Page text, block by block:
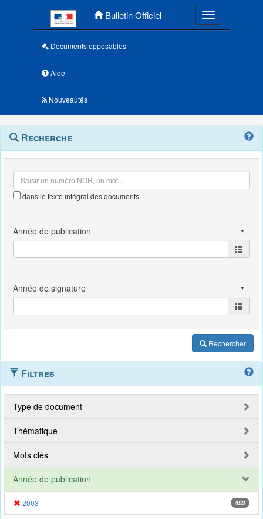
Bulletin Officiel Toggle
Documents opposables
Aide
Nouveautés
Navigation
outils
Menu
contextuel
Recherche
dans le texte intégral des documents
Rechercher
Filtres
Type de document
Thématique
Mots clés
Année de publication
2003 452